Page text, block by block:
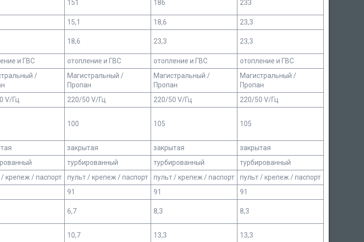
151 186 233
15,1 18,6
23,3
18,6 23,3 23,3
и ГВС отопление и ГВС отопление и ГВС отопление и ГВС
/
Магистральный /
Пропан
Магистральный /
Пропан
Магистральный /
Пропан
V/Гц 220/50 V/Гц 220/50 V/Гц
220/50 V/Гц
100 105 105
закрытая закрытая
закрытая
турбированный турбированный
турбированный
/ крепеж / паспорт пульт / крепеж / паспорт пульт / крепеж / паспорт
пульт / крепеж / паспорт
91 91
91
6,7 8,3 8,3
10,7 13,3 13,3